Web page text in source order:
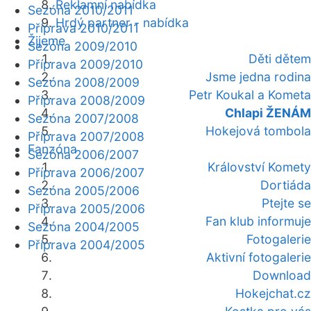
Reklamní nabídka
Hrdý partner - nabídka
Žijeme
Děti dětem
Jsme jedna rodina
Petr Koukal a Kometa
Chlapi ŽENÁM
Hokejová tombola
Fanzóna
Království Komety
Dortiáda
Ptejte se
Fan klub informuje
Fotogalerie
Aktivní fotogalerie
Download
Hokejchat.cz
Sezóna 2010/2011
Příprava 2010/2011
Sezóna 2009/2010
Příprava 2009/2010
Sezóna 2008/2009
Příprava 2008/2009
Sezóna 2007/2008
Příprava 2007/2008
Sezóna 2006/2007
Příprava 2006/2007
Sezóna 2005/2006
Příprava 2005/2006
Sezóna 2004/2005
Příprava 2004/2005